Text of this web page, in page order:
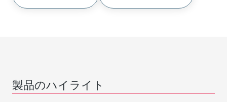
製品のハイライト